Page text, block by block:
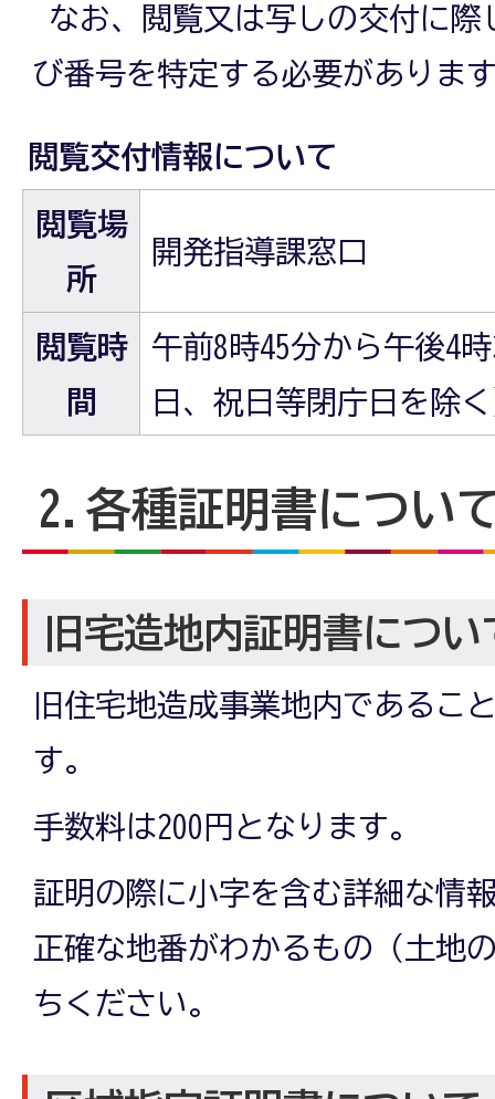
なお、閲覧又は写しの交付に際
び番号を特定する必要がありま
閲覧交付情報について
閲覧場
所
開発指導課窓口
閲覧時
間
午前8時45分から午後4
日、祝日等閉庁日を除
2.各種証明書につい
旧宅造地内証明書につい
旧住宅地造成事業地内であるこ
す。
手数料は200円となります。
証明の際に小字を含む詳細な情
正確な地番がわかるもの（土地
ちください。